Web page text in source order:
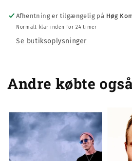
Afhentning er tilgængelig på Høg
Normalt klar inden for 24 timer
Se butiksoplysninger
Andre købte